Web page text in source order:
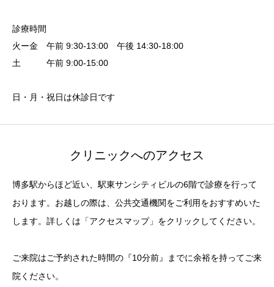
診療時間
火ー金 午前 9:30-13:00 午後 14:30-18:00
土 午前 9:00-15:00
日・月・祝日は休診日です
クリニックへのアクセス
博多駅からほど近い、駅東サンシティビルの6階で診療を行って
おります。お越しの際は、公共交通機関をご利用をおすすめいた
します。詳しくは「アクセスマップ」をクリックしてください。
ご来院はご予約された時間の『10分前』までに余裕を持ってご来
院ください。